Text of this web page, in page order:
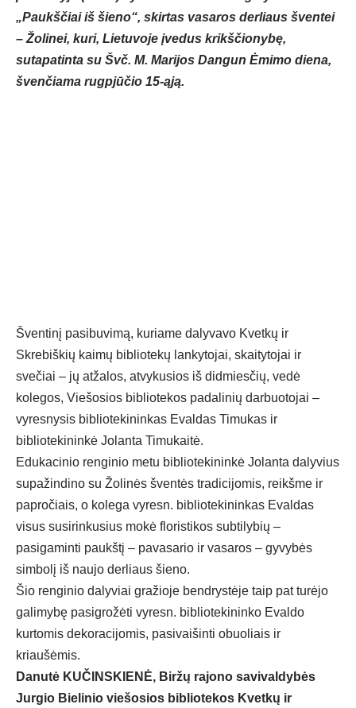
„Paukščiai iš šieno“, skirtas vasaros derliaus šventei
– Žolinei, kuri, Lietuvoje įvedus krikščionybę,
sutapatinta su Švč. M. Marijos Dangun Ėmimo diena,
švenčiama rugpjūčio 15-ąją.
Šventinį pasibuvimą, kuriame dalyvavo Kvetkų ir
Skrebiškių kaimų bibliotekų lankytojai, skaitytojai ir
svečiai – jų atžalos, atvykusios iš didmiesčių, vedė
kolegos, Viešosios bibliotekos padalinių darbuotojai –
vyresnysis bibliotekininkas Evaldas Timukas ir
bibliotekininkė Jolanta Timukaitė.
Edukacinio renginio metu bibliotekininkė Jolanta dalyvius
supažindino su Žolinės šventės tradicijomis, reikšme ir
papročiais, o kolega vyresn. bibliotekininkas Evaldas
visus susirinkusius mokė floristikos subtilybių –
pasigaminti paukštį – pavasario ir vasaros – gyvybės
simbolį iš naujo derliaus šieno.
Šio renginio dalyviai gražioje bendrystėje taip pat turėjo
galimybę pasigrožėti vyresn. bibliotekininko Evaldo
kurtomis dekoracijomis, pasivaišinti obuoliais ir
kriaušėmis.
Danutė KUČINSKIENĖ, Biržų rajono savivaldybės
Jurgio Bielinio viešosios bibliotekos Kvetkų ir